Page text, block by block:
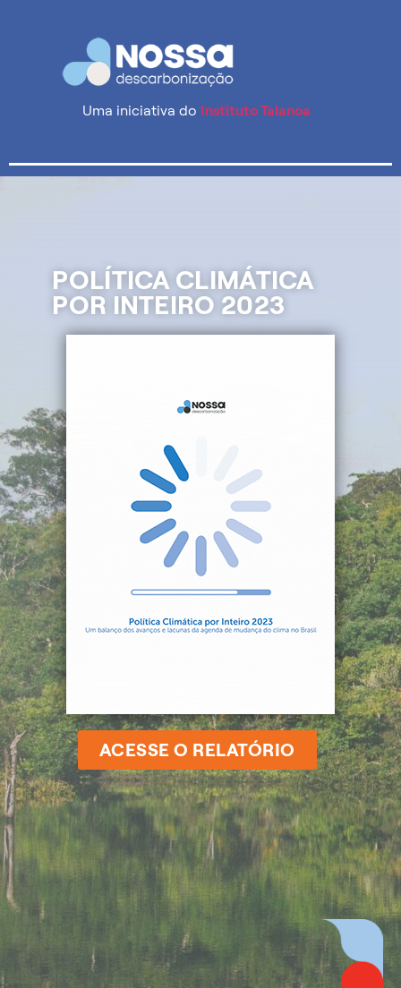
Uma iniciativa do Instituto Talanoa
POLÍTICA CLIMÁTICA
POR INTEIRO 2023
ACESSE O RELATÓRIO